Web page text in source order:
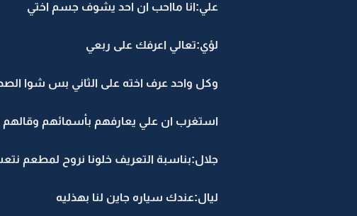
علي:انا مااحب ان احد يشوف جسم اختي
لؤي:تعالي اعرفك على ربعي
وكل واحد عرف اخته على الثاني بس شوا
استغرب ان علي يعارفهم بأسمائهم وقالهم
جلال:بناسبة التعريف خلونا نروح لمطعم
ليال:عندك سياره جاين لنا بهذليه